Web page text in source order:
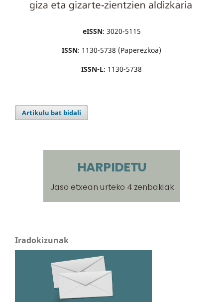
eISSN: 3020-5115
ISSN: 1130-5738 (Paperezkoa)
ISSN-L: 1130-5738
Artikulu bat bidali
Iradokizunak